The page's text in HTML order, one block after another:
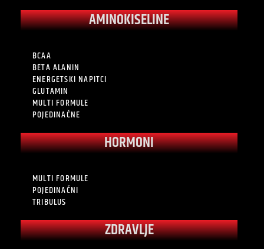
AMINOKISELINE
BCAA
BETA ALANIN
ENERGETSKI NAPITCI
GLUTAMIN
MULTI FORMULE
POJEDINAČNE
HORMONI
MULTI FORMULE
POJEDINAČNI
TRIBULUS
ZDRAVLJE